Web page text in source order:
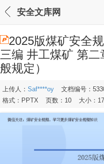
安全文库网
2025版煤矿安全
三编 井工煤矿 第
般规定）
上传人： Saf****oy 文档编号：
格式：PPTX
页数：10 大小：